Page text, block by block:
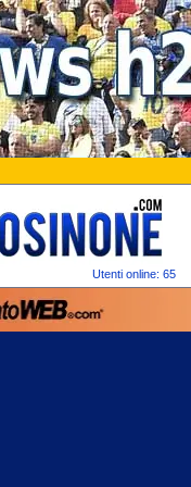
Utenti online: 65